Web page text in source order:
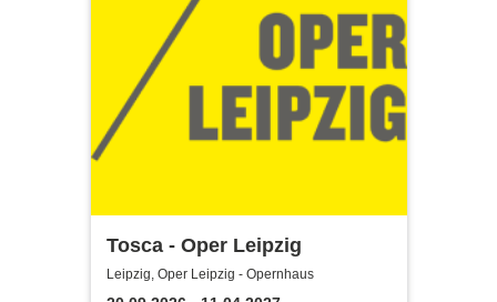
Tosca - Oper Leipzig
Leipzig, Oper Leipzig - Opernhaus